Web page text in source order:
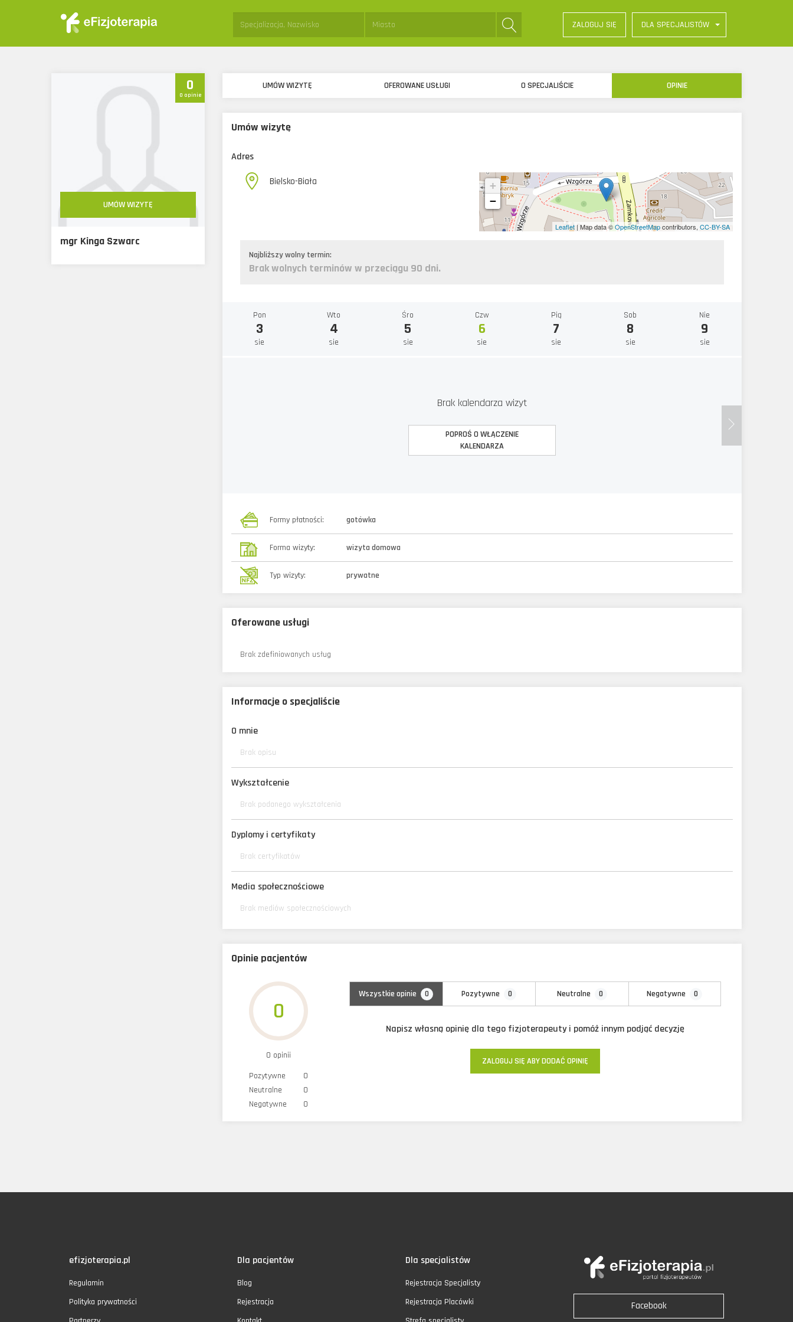
ZALOGUJ SIĘ DLA SPECJALISTÓW
0
0 opinie
UMÓW WIZYTĘ
mgr Kinga Szwarc
UMÓW WIZYTĘ OFEROWANE USŁUGI O SPECJALIŚCIE OPINIE
Umów wizytę
Adres
Bielsko-Biała
+
−
Leaflet | Map data ©OpenStreetMapcontributors, CC-BY-SA
Najbliższy wolny termin:
Brak wolnych terminów w przeciągu 90 dni.
Pon
3
sie
Wto
4
sie
Śro
5
sie
Czw
6
sie
Pią
7
sie
Sob
8
sie
Nie
9
sie
Brak kalendarza wizyt
POPROŚ O WŁĄCZENIE
KALENDARZA
Formy płatności: gotówka
Forma wizyty: wizyta domowa
Typ wizyty: prywatne
Oferowane usługi
Brak zdefiniowanych usług
Informacje o specjaliście
O mnie
Brak opisu
Wykształcenie
Brak podanego wykształcenia
Dyplomy i certyfikaty
Brak certyfikatów
Media społecznościowe
Brak mediów społecznościowych
Opinie pacjentów
0
0 opinii
Pozytywne
0
Neutralne
0
Negatywne
0
Wszystkie opinie 0 Pozytywne 0 Neutralne 0 Negatywne 0
Napisz własną opinię dla tego fizjoterapeuty i pomóż innym podjąć decyzję
ZALOGUJ SIĘ ABY DODAĆ OPINIĘ
efizjoterapia.pl
Regulamin
Polityka prywatności
Dla pacjentów
Blog
Rejestracja
Dla specjalistów
Rejestracja Specjalisty
Rejestracja Placówki
Facebook